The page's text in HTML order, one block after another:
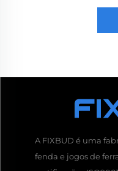
A FIXBUD é uma
fenda e jogos de